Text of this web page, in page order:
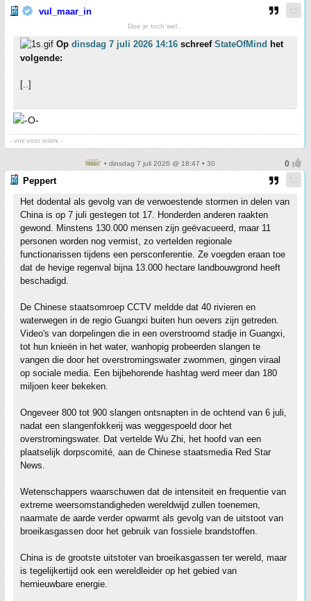
vul_maar_in
Doe je toch wel...
Op dinsdag 7 juli 2026 14:16 schreef StateOfMind het
volgende:
[..]
- vmi voor intimi -
• dinsdag 7 juli 2026 @ 18:47 • 30
Peppert
Het dodental als gevolg van de verwoestende stormen in delen van
China is op 7 juli gestegen tot 17. Honderden anderen raakten
gewond. Minstens 130.000 mensen zijn geëvacueerd, maar 11
personen worden nog vermist, zo vertelden regionale
functionarissen tijdens een persconferentie. Ze voegden eraan toe
dat de hevige regenval bijna 13.000 hectare landbouwgrond heeft
beschadigd.
De Chinese staatsomroep CCTV meldde dat 40 rivieren en
waterwegen in de regio Guangxi buiten hun oevers zijn getreden.
Video's van dorpelingen die in een overstroomd stadje in Guangxi,
tot hun knieën in het water, wanhopig probeerden slangen te
vangen die door het overstromingswater zwommen, gingen viraal
op sociale media. Een bijbehorende hashtag werd meer dan 180
miljoen keer bekeken.
Ongeveer 800 tot 900 slangen ontsnapten in de ochtend van 6 juli,
nadat een slangenfokkerij was weggespoeld door het
overstromingswater. Dat vertelde Wu Zhi, het hoofd van een
plaatselijk dorpscomité, aan de Chinese staatsmedia Red Star
News.
Wetenschappers waarschuwen dat de intensiteit en frequentie van
extreme weersomstandigheden wereldwijd zullen toenemen,
naarmate de aarde verder opwarmt als gevolg van de uitstoot van
broeikasgassen door het gebruik van fossiele brandstoffen.
China is de grootste uitstoter van broeikasgassen ter wereld, maar
is tegelijkertijd ook een wereldleider op het gebied van
hernieuwbare energie.